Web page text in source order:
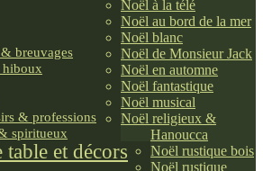
breuvages
& professions
spiritueux
table et décors
Noël à la télé
Noël au bord de la mer
Noël blanc
Noël de Monsieur Jack
Noël en automne
Noël fantastique
Noël musical
Noël religieux &
Hanoucca
Noël rustique bois
Noël rustique